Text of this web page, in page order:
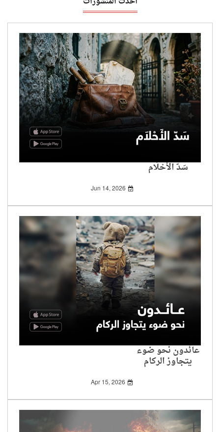
سَدّ الأَحْلَام
Jun 14, 2026
عائدون نحو ضوء
يتجاوز الركام
Apr 15, 2026